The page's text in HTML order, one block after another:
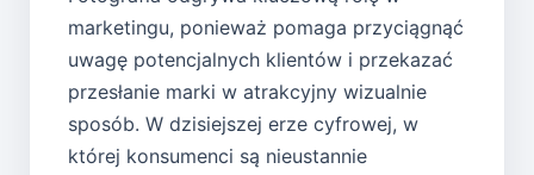
marketingu, ponieważ pomaga przyciągnąć
uwagę potencjalnych klientów i przekazać
przesłanie marki w atrakcyjny wizualnie
sposób. W dzisiejszej erze cyfrowej, w
której konsumenci są nieustannie